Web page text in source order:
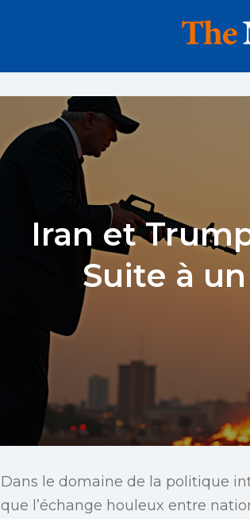
Iran et
Suite à
Dans le domaine de la politique
que l’échange houleux entre